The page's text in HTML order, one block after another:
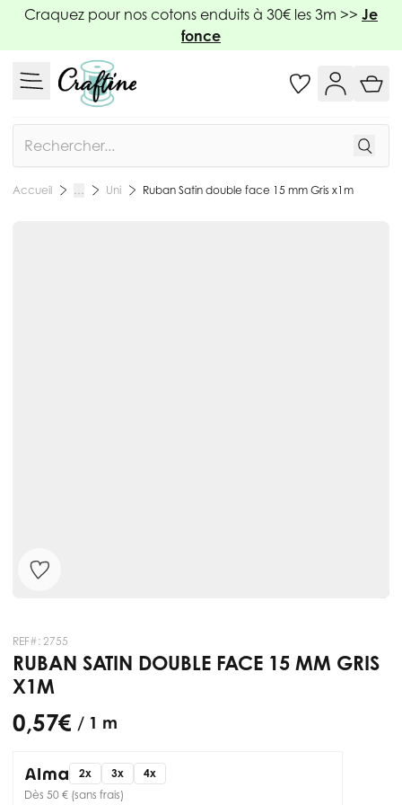
Allez au contenu
Craquez pour nos cotons enduits à 30€ les 3m >> Je
fonce
Accueil … Uni Ruban Satin double face 15 mm Gris x1m
REF#: 2755
RUBAN SATIN DOUBLE FACE 15 MM GRIS
X1M
0,57 € / 1 m
2x 3x
4x
Dès 50 € (sans frais)